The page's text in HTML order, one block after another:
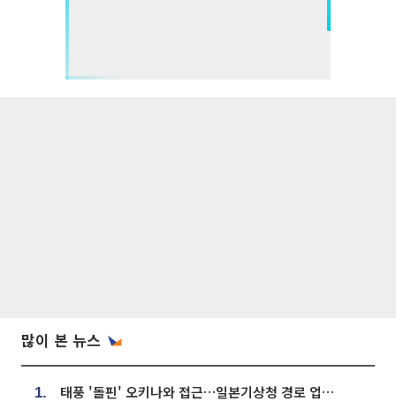
많이 본 뉴스
1. 태풍 '돌핀' 오키나와 접근…일본기상청 경로 업데이트